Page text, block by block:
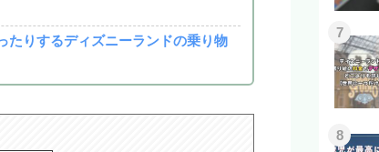
たりするディズニーランドの乗り物
7
8